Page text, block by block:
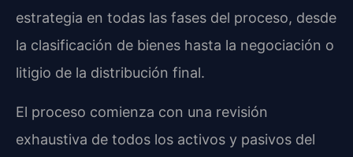
estrategia en todas las fases del proceso, desde
la clasificación de bienes hasta la negociación o
litigio de la distribución final.
El proceso comienza con una revisión
exhaustiva de todos los activos y pasivos del